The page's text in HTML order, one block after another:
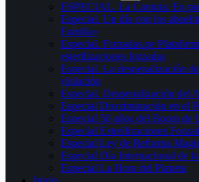
ESPECIAL. La Cantuta: En
Especial. Un día con los
Familia»
Especial. Forzadas.pe
esterilizaciones forzadas
Especial. La despenalización
violación
Especial. Despenalización del
Especial Discriminación en el
Especial 50 años del Boom de
Especial Esterilizaciones
Especial Ley de Reforma
Especial Día Internacional de
Especial La Hora del Planeta